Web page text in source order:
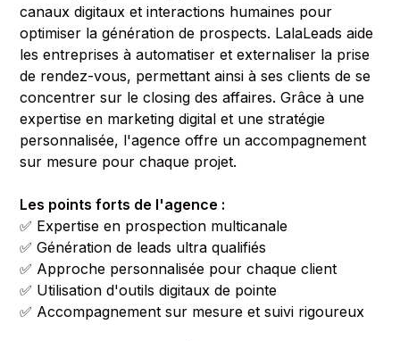
canaux digitaux et interactions humaines pour
optimiser la génération de prospects. LalaLeads aide
les entreprises à automatiser et externaliser la prise
de rendez-vous, permettant ainsi à ses clients de se
concentrer sur le closing des affaires. Grâce à une
expertise en marketing digital et une stratégie
personnalisée, l'agence offre un accompagnement
sur mesure pour chaque projet.
Les points forts de l'agence :
✅ Expertise en prospection multicanale
✅ Génération de leads ultra qualifiés
✅ Approche personnalisée pour chaque client
✅ Utilisation d'outils digitaux de pointe
✅ Accompagnement sur mesure et suivi rigoureux